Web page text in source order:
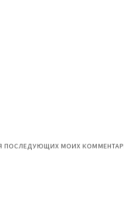
ПОСЛЕДУЮЩИХ МОИХ